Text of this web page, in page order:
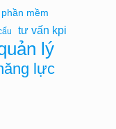
mềm
tư vấn kpi
lý
lực